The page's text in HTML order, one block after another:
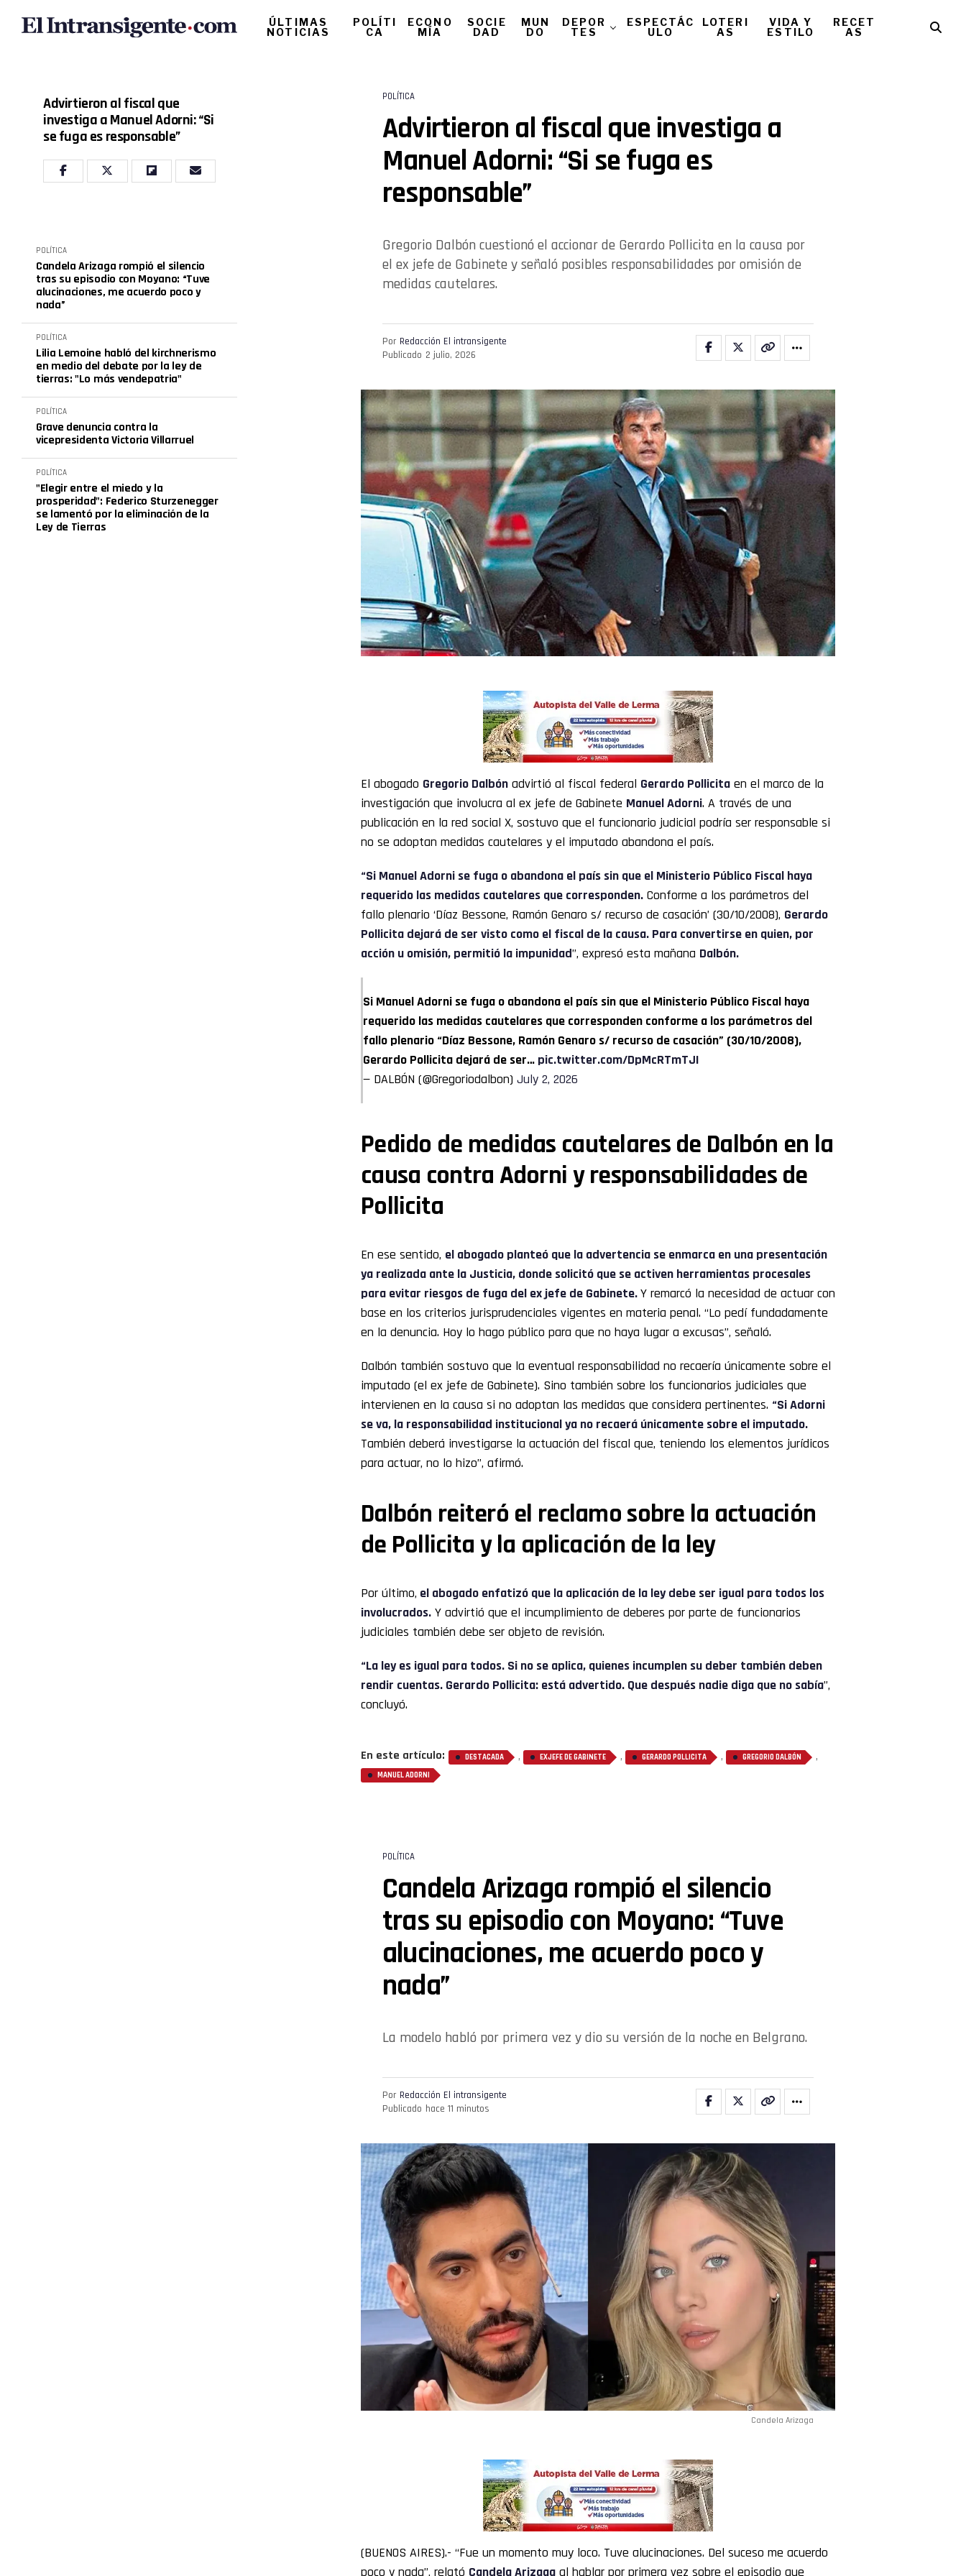
ÚLTIMAS
NOTICIAS
POLÍTI
CA
ECONO
MÍA
SOCIE
DAD
MUN
DO
DEPOR
TES
ESPECTÁC
ULO
LOTERI
AS
VIDA Y
ESTILO
RECET
AS
Advirtieron al fiscal que
investiga a Manuel Adorni: “Si
se fuga es responsable”
POLÍTICA
Candela Arizaga rompió el silencio
tras su episodio con Moyano: “Tuve
alucinaciones, me acuerdo poco y
nada”
POLÍTICA
Lilia Lemoine habló del kirchnerismo
en medio del debate por la ley de
tierras: "Lo más vendepatria"
POLÍTICA
Grave denuncia contra la
vicepresidenta Victoria Villarruel
POLÍTICA
"Elegir entre el miedo y la
prosperidad": Federico Sturzenegger
se lamentó por la eliminación de la
Ley de Tierras
POLÍTICA
Advirtieron al fiscal que investiga a
Manuel Adorni: “Si se fuga es
responsable”
Gregorio Dalbón cuestionó el accionar de Gerardo Pollicita en la causa por
el ex jefe de Gabinete y señaló posibles responsabilidades por omisión de
medidas cautelares.
Por Redacción El intransigente
Publicado 2 julio, 2026
El abogado Gregorio Dalbón advirtió al fiscal federal Gerardo Pollicita en el marco de la
investigación que involucra al ex jefe de Gabinete Manuel Adorni. A través de una
publicación en la red social X, sostuvo que el funcionario judicial podría ser responsable si
no se adoptan medidas cautelares y el imputado abandona el país.
“Si Manuel Adorni se fuga o abandona el país sin que el Ministerio Público Fiscal haya
requerido las medidas cautelares que corresponden. Conforme a los parámetros del
fallo plenario ‘Díaz Bessone, Ramón Genaro s/ recurso de casación’ (30/10/2008), Gerardo
Pollicita dejará de ser visto como el fiscal de la causa. Para convertirse en quien, por
acción u omisión, permitió la impunidad”, expresó esta mañana Dalbón.
Si Manuel Adorni se fuga o abandona el país sin que el Ministerio Público Fiscal haya
requerido las medidas cautelares que corresponden conforme a los parámetros del
fallo plenario “Díaz Bessone, Ramón Genaro s/ recurso de casación” (30/10/2008),
Gerardo Pollicita dejará de ser… pic.twitter.com/DpMcRTmTJI
— DALBÓN (@Gregoriodalbon) July 2, 2026
Pedido de medidas cautelares de Dalbón en la
causa contra Adorni y responsabilidades de
Pollicita
En ese sentido, el abogado planteó que la advertencia se enmarca en una presentación
ya realizada ante la Justicia, donde solicitó que se activen herramientas procesales
para evitar riesgos de fuga del ex jefe de Gabinete.Y remarcó la necesidad de actuar con
base en los criterios jurisprudenciales vigentes en materia penal. “Lo pedí fundadamente
en la denuncia. Hoy lo hago público para que no haya lugar a excusas”, señaló.
Dalbón también sostuvo que la eventual responsabilidad no recaería únicamente sobre el
imputado (el ex jefe de Gabinete). Sino también sobre los funcionarios judiciales que
intervienen en la causa si no adoptan las medidas que considera pertinentes. “Si Adorni
se va, la responsabilidad institucional ya no recaerá únicamente sobre el imputado.
También deberá investigarse la actuación del fiscal que, teniendo los elementos jurídicos
para actuar, no lo hizo”, afirmó.
Dalbón reiteró el reclamo sobre la actuación
de Pollicita y la aplicación de la ley
Por último, el abogado enfatizó que la aplicación de la ley debe ser igual para todos los
involucrados. Y advirtió que el incumplimiento de deberes por parte de funcionarios
judiciales también debe ser objeto de revisión.
“La ley es igual para todos. Si no se aplica, quienes incumplen su deber también deben
rendir cuentas. Gerardo Pollicita: está advertido. Que después nadie diga que no sabía”,
concluyó.
En este artículo: DESTACADA , EXJEFE DE GABINETE , GERARDO POLLICITA , GREGORIO DALBÓN ,
MANUEL ADORNI
POLÍTICA
Candela Arizaga rompió el silencio
tras su episodio con Moyano: “Tuve
alucinaciones, me acuerdo poco y
nada”
La modelo habló por primera vez y dio su versión de la noche en Belgrano.
Por Redacción El intransigente
Publicado hace 11 minutos
Candela Arizaga
(BUENOS AIRES).- “Fue un momento muy loco. Tuve alucinaciones. Del suceso me acuerdo
poco y nada”, relató Candela Arizaga al hablar por primera vez sobre el episodio que